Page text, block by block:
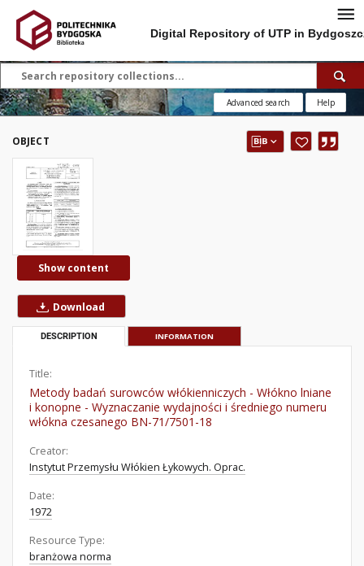
Digital Repository of UTP in
Advanced search Help
OBJECT
Show content
Download
DESCRIPTION INFORMATION
Title:
Metody badań surowców włókienniczych - Włókno lniane
i konopne - Wyznaczanie wydajności i średniego numeru
włókna czesanego BN-71/7501-18
Creator:
Instytut Przemysłu Włókien Łykowych. Oprac.
Date:
1972
Resource Type:
branżowa norma